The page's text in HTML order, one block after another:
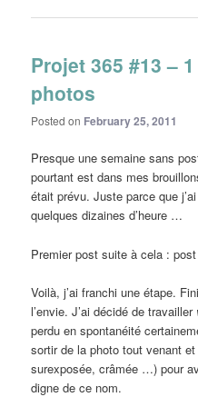
Projet 365 #13 –
photos
Posted on February 25, 2011
Presque une semaine sans
pourtant est dans mes
était prévu. Juste parce que
quelques dizaines d’heure …
Premier post suite à cela :
Voilà, j’ai franchi une étape.
l’envie. J’ai décidé de travailler
perdu en spontanéité
sortir de la photo tout venant
surexposée, crâmée …) pour
digne de ce nom.